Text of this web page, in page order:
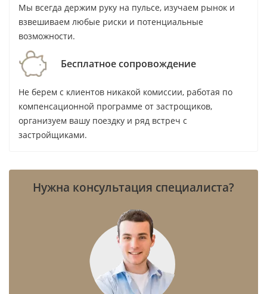
Мы всегда держим руку на пульсе, изучаем рынок и
взвешиваем любые риски и потенциальные
возможности.
Бесплатное сопровождение
Не берем с клиентов никакой комиссии, работая по
компенсационной программе от застрощиков,
организуем вашу поездку и ряд встреч с
застройщиками.
Нужна консультация специалиста?